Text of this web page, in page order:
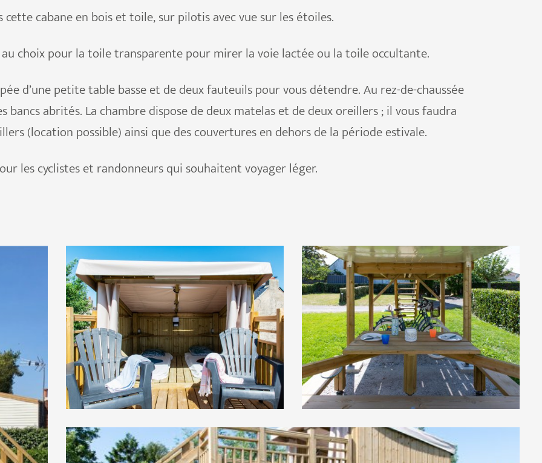
cette cabane en bois et toile, sur pilotis avec vue sur les étoiles.
choix pour la toile transparente pour mirer la voie lactée ou la toile occultante.
d’une petite table basse et de deux fauteuils pour vous détendre. Au rez-de-chaussée
bancs abrités. La chambre dispose de deux matelas et de deux oreillers ; il vous faudra
(location possible) ainsi que des couvertures en dehors de la période estivale.
les cyclistes et randonneurs qui souhaitent voyager léger.